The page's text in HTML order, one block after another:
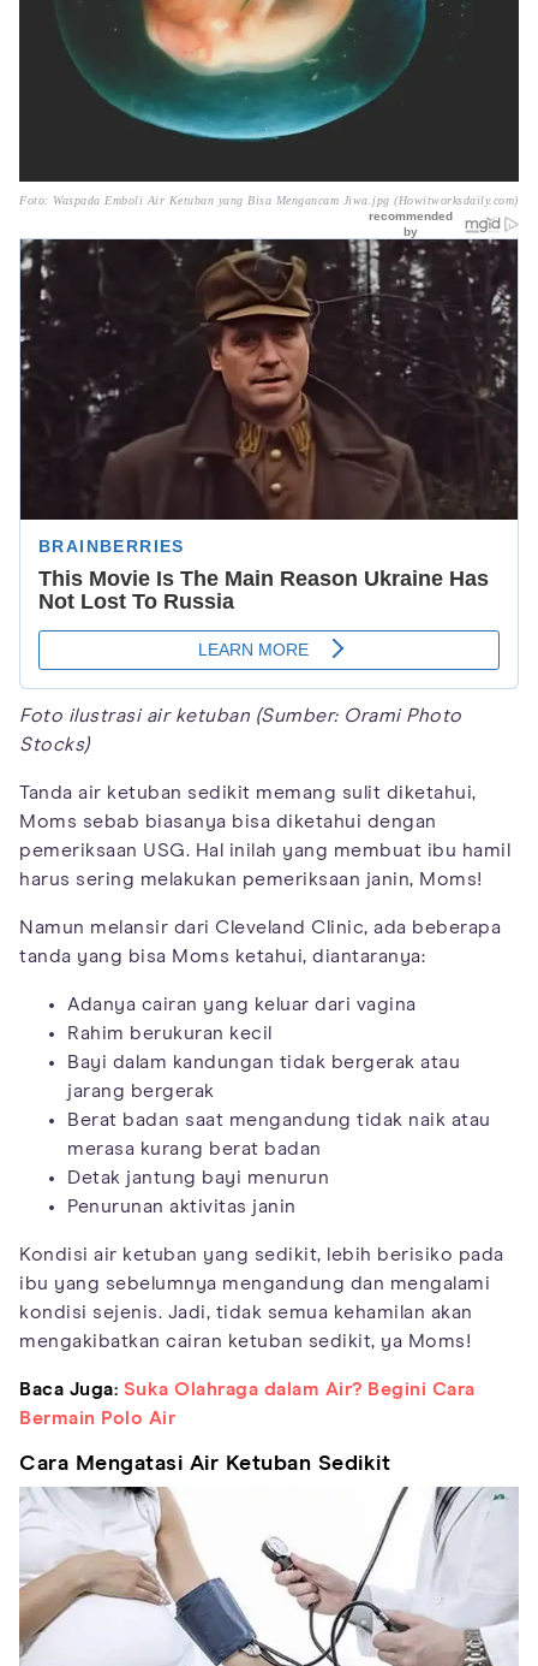
Foto: Waspada Emboli Air Ketuban yang Bisa Mengancam Jiwa.jpg (Howitworksdaily.com)
Foto ilustrasi air ketuban (Sumber: Orami Photo
Stocks)
Tanda air ketuban sedikit memang sulit diketahui,
Moms sebab biasanya bisa diketahui dengan
pemeriksaan USG. Hal inilah yang membuat ibu hamil
harus sering melakukan pemeriksaan janin, Moms!
Namun melansir dari Cleveland Clinic, ada beberapa
tanda yang bisa Moms ketahui, diantaranya:
Adanya cairan yang keluar dari vagina
Rahim berukuran kecil
Bayi dalam kandungan tidak bergerak atau
jarang bergerak
Berat badan saat mengandung tidak naik atau
merasa kurang berat badan
Detak jantung bayi menurun
Penurunan aktivitas janin
Kondisi air ketuban yang sedikit, lebih berisiko pada
ibu yang sebelumnya mengandung dan mengalami
kondisi sejenis. Jadi, tidak semua kehamilan akan
mengakibatkan cairan ketuban sedikit, ya Moms!
Baca Juga: Suka Olahraga dalam Air? Begini Cara
Bermain Polo Air
Cara Mengatasi Air Ketuban Sedikit